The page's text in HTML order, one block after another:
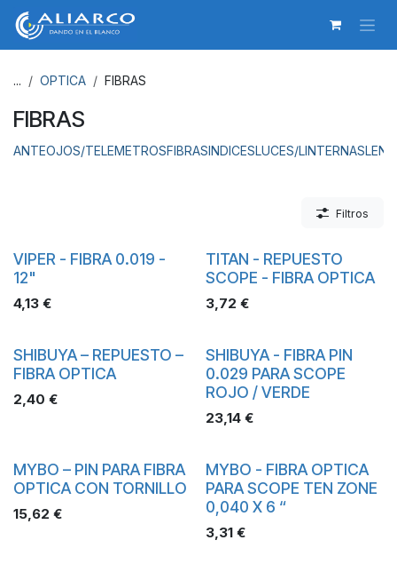
Ir al contenido
... OPTICA FIBRAS
FIBRAS
ANTEOJOS/TELEMETROSFIBRASINDICESLUCES/LINTERNAS
Filtros
VIPER - FIBRA 0.019 -
12"
4,13 €
TITAN - REPUESTO
SCOPE - FIBRA OPTICA
3,72 €
SHIBUYA – REPUESTO –
FIBRA OPTICA
2,40 €
SHIBUYA - FIBRA PIN
0.029 PARA SCOPE
ROJO / VERDE
23,14€
MYBO – PIN PARA FIBRA
OPTICA CON TORNILLO
15,62 €
MYBO - FIBRA OPTICA
PARA SCOPE TEN ZONE
0,040 X 6 “
3,31€